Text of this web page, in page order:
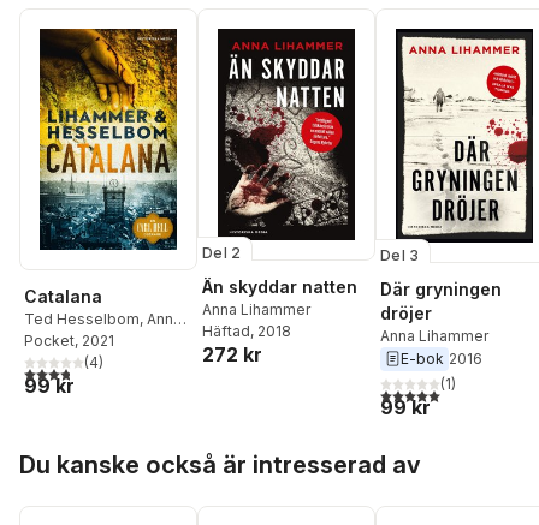
Catalana
Ted Hesselbom, Anna
Lihammer
Pocket, 2021
3,8utav 5 stjärnor. Totalt antal röster:
(4)
99 kr
Del 2
Än skyddar natten
Anna Lihammer
Häftad, 2018
272 kr
Del 3
Där gryningen
dröjer
Anna Lihammer
E-bok 2016
5,0utav 5 stjärnor.
(1)
99 kr
Du kanske också är intresserad av